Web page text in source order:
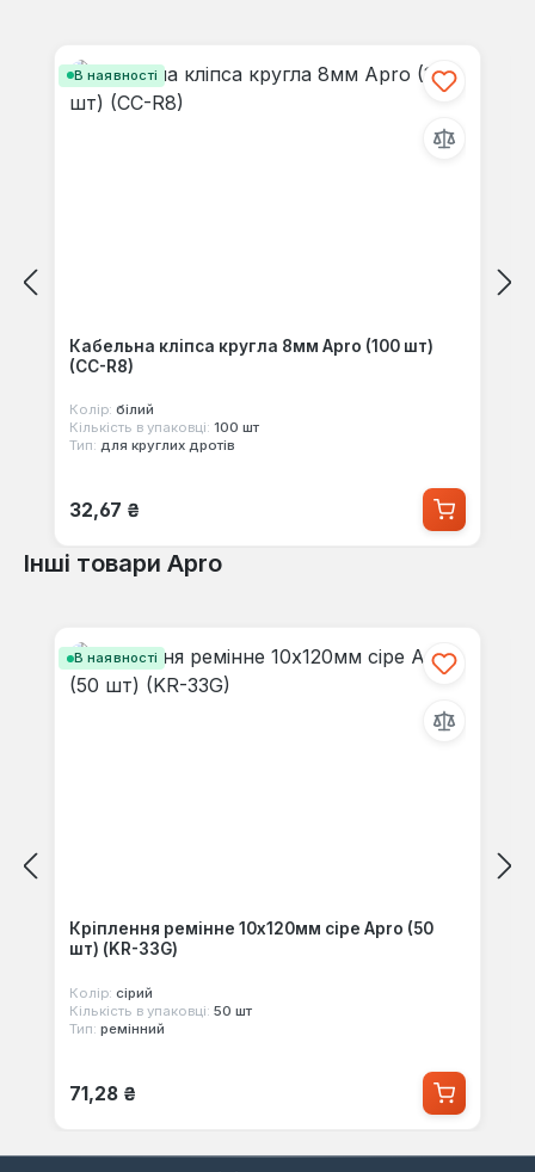
В наявності
Кабельна кліпса кругла 8мм Apro (100 шт)
(CC-R8)
Колір: білий
Кількість в упаковці: 100 шт
Тип: для круглих дротів
Звичайна ціна:
32,67 ₴
Інші товари Apro
В наявності
Кріплення ремінне 10х120мм сіре Apro (50
шт) (KR-33G)
Колір: сірий
Кількість в упаковці: 50 шт
Тип: ремінний
Звичайна ціна:
71,28 ₴